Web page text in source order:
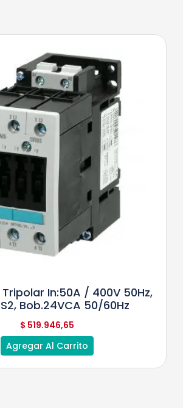
In:50A / 400V 50Hz,
Bob.24VCA 50/60Hz
$ 519.946,65
Agregar Al Carrito